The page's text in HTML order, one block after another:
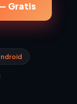
Gratis